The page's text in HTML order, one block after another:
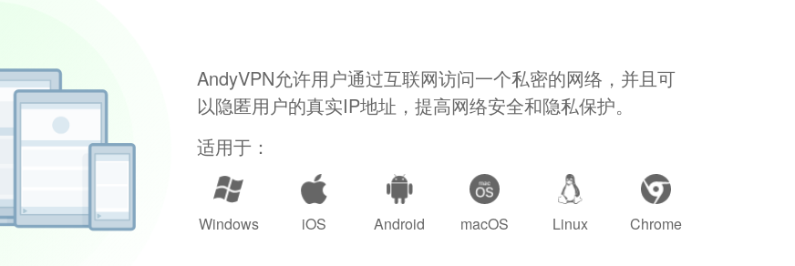
AndyVPN允许用户通过互联网访问一个私密的网络，并且可
以隐匿用户的真实IP地址，提高网络安全和隐私保护。
适用于：
Windows iOS Android macOS Linux Chrome